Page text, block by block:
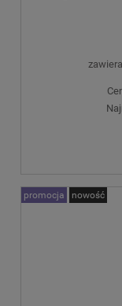
promocja nowość